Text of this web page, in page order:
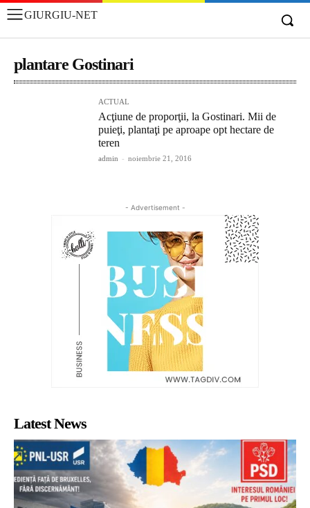
GIURGIU-NET
plantare Gostinari
ACTUAL
Acţiune de proporţii, la Gostinari. Mii de
puieţi, plantaţi pe aproape opt hectare de
teren
admin - noiembrie 21, 2016
- Advertisement -
Latest News